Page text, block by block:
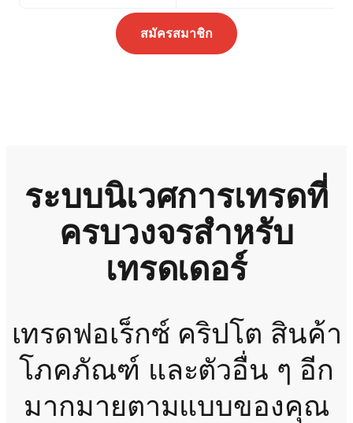
สมัครสมาชิก
ระบบนิเวศการเทรดที่
ครบวงจรสำหรับ
เทรดเดอร์
เทรดฟอเร็กซ์ คริปโต สินค้า
โภคภัณฑ์ และตัวอื่น ๆ อีก
มากมายตามแบบของคุณ